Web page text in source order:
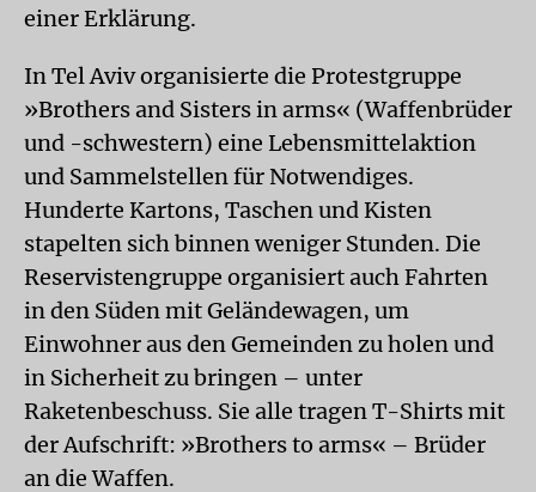
einer Erklärung.
In Tel Aviv organisierte die Protestgruppe
»Brothers and Sisters in arms« (Waffenbrüder
und -schwestern) eine Lebensmittelaktion
und Sammelstellen für Notwendiges.
Hunderte Kartons, Taschen und Kisten
stapelten sich binnen weniger Stunden. Die
Reservistengruppe organisiert auch Fahrten
in den Süden mit Geländewagen, um
Einwohner aus den Gemeinden zu holen und
in Sicherheit zu bringen – unter
Raketenbeschuss. Sie alle tragen T-Shirts mit
der Aufschrift: »Brothers to arms« – Brüder
an die Waffen.